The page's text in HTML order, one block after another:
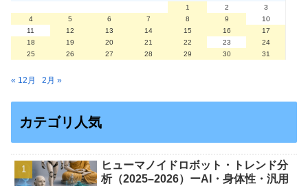
1
2
3
4
5 6 7 8 9
10
11
12 13 14 15 16
17
18
19 20 21 22 23
24
25
26 27 28 29 30 31
« 12月 2月 »
カテゴリ人気
ヒューマノイドロボット・トレンド分
析（2025–2026）ーAI・身体性・汎用